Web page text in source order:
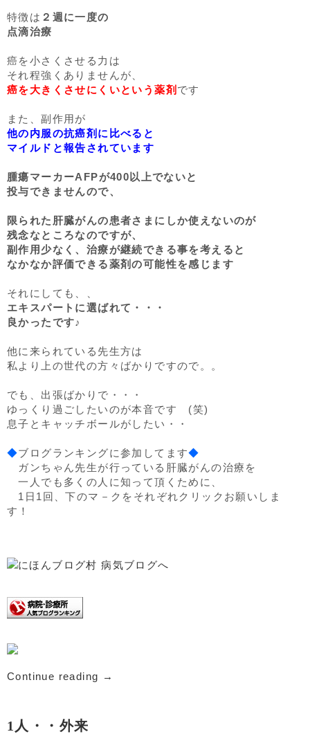
特徴は ２週に一度の
点滴治療
癌を小さくさせる力は
それ程強くありませんが、
癌を大きくさせにくいという薬剤 です
また、副作用が
他の内服の抗癌剤に比べると
マイルドと報告されています
腫瘍マーカーAFPが400以上でないと
投与できませんので、
限られた肝臓がんの患者さまにしか使えないのが
残念なところなのですが、
副作用少なく、治療が継続できる事を考えると
なかなか評価できる薬剤の可能性を感じます
それにしても、、
エキスパートに選ばれて・・・
良かったです♪
他に来られている先生方は
私より上の世代の方々ばかりですので。。
でも、出張ばかりで・・・
ゆっくり過ごしたいのが本音です (笑)
息子とキャッチボールがしたい・・
◆ブログランキングに参加してます◆
ガンちゃん先生が行っている肝臓がんの治療を
一人でも多くの人に知って頂くために、
1日1回、下のマ－クをそれぞれクリックお願いしま
す！
Continue reading →
1人・・外来